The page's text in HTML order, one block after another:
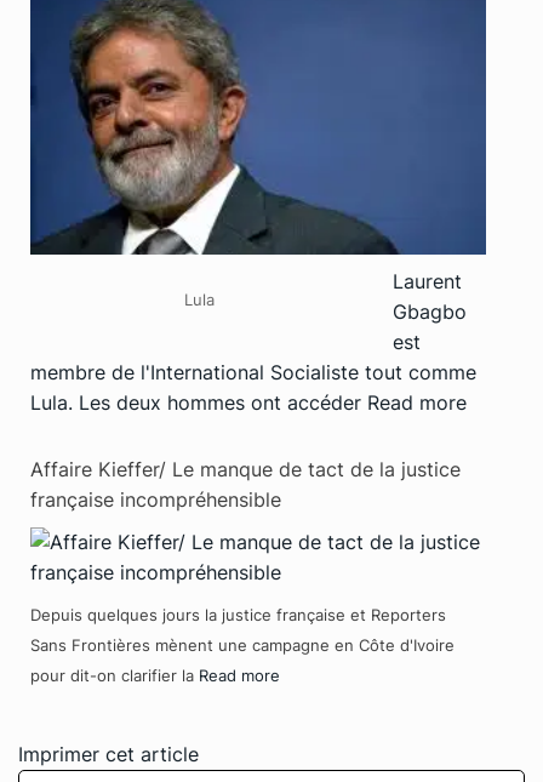
Lula
Laurent
Gbagbo
est
membre de l'International Socialiste tout comme
Lula. Les deux hommes ont accéder Read more
Affaire Kieffer/ Le manque de tact de la justice
française incompréhensible
Depuis quelques jours la justice française et Reporters
Sans Frontières mènent une campagne en Côte d'Ivoire
pour dit-on clarifier la Read more
Imprimer cet article